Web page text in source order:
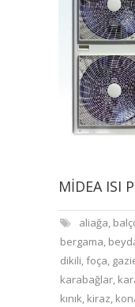
MIDEA ISI
aliağa,
bergama,
dikili,foça,
karabağlar,
kınık, kiraz,